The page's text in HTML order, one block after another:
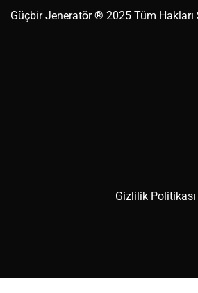
GüçbirJeneratör® 2025 Tüm Hakları
Gizlilik Politikası